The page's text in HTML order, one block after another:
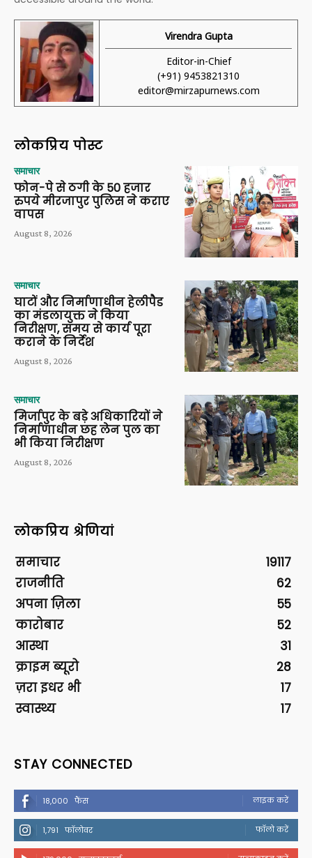
Virendra Gupta
Editor-in-Chief
(+91) 9453821310
editor@mirzapurnews.com
लोकप्रिय पोस्ट
समाचार
फोन-पे से ठगी के 50 हजार
रुपये मीरजापुर पुलिस ने कराए
वापस
August 8, 2026
समाचार
घाटों और निर्माणाधीन हेलीपैड
का मंडलायुक्त ने किया
निरीक्षण, समय से कार्य पूरा
कराने के निर्देश
August 8, 2026
समाचार
मिर्जापुर के बड़े अधिकारियों ने
निर्माणाधीन छह लेन पुल का
भी किया निरीक्षण
August 8, 2026
लोकप्रिय श्रेणियां
समाचार
19117
राजनीति
62
अपना ज़िला
55
कारोबार
52
आस्था
31
क्राइम ब्यूरो
28
ज़रा इधर भी
17
स्वास्थ्य
17
STAY CONNECTED
18,000 फैंस लाइक करें
1,791 फॉलोवर फॉलो करें